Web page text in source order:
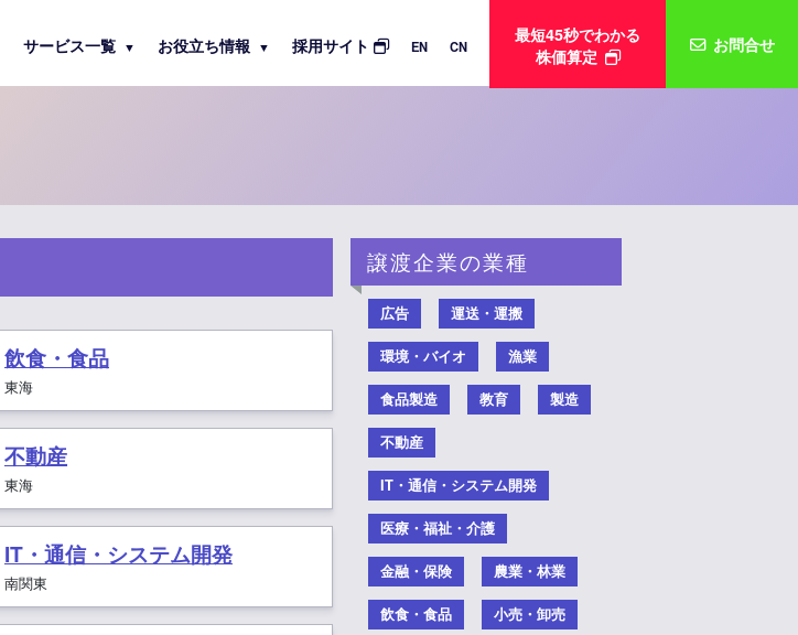
サービス一覧 ▼ お役立ち情報 ▼ 採用サイト EN CN
最短45秒でわかる
株価算定
お問合せ
飲食・食品
東海
不動産
東海
IT・通信・システム開発
南関東
譲渡企業の業種
広告 運送・運搬
環境・バイオ 漁業
食品製造 教育 製造
不動産
IT・通信・システム開発
医療・福祉・介護
金融・保険 農業・林業
飲食・食品 小売・卸売